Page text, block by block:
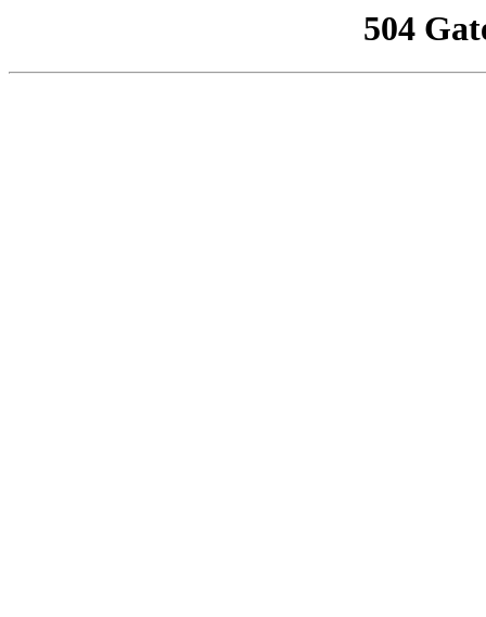
504